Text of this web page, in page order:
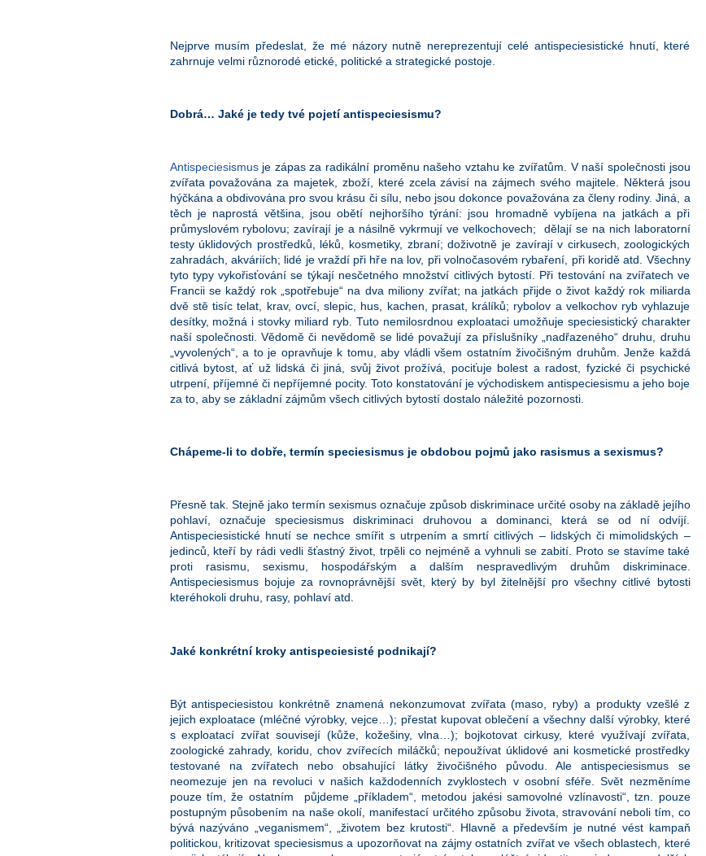
Nejprve musím předeslat, že mé názory nutně nereprezentují celé antispeciesistické hnutí, které
zahrnuje velmi různorodé etické, politické a strategické postoje.
Dobrá… Jaké je tedy tvé pojetí antispeciesismu?
Antispeciesismus je zápas za radikální proměnu našeho vztahu ke zvířatům. V naší společnosti jsou
zvířata považována za majetek, zboží, které zcela závisí na zájmech svého majitele. Některá jsou
hýčkána a obdivována pro svou krásu či sílu, nebo jsou dokonce považována za členy rodiny. Jiná, a
těch je naprostá většina, jsou obětí nejhoršího týrání: jsou hromadně vybíjena na jatkách a při
průmyslovém rybolovu; zavírají je a násilně vykrmují ve velkochovech; dělají se na nich laboratorní
testy úklidových prostředků, léků, kosmetiky, zbraní; doživotně je zavírají v cirkusech, zoologických
zahradách, akváriích; lidé je vraždí při hře na lov, při volnočasovém rybaření, při koridě atd. Všechny
tyto typy vykořisťování se týkají nesčetného množství citlivých bytostí. Při testování na zvířatech ve
Francii se každý rok „spotřebuje“ na dva miliony zvířat; na jatkách přijde o život každý rok miliarda
dvě stě tisíc telat, krav, ovcí, slepic, hus, kachen, prasat, králíků; rybolov a velkochov ryb vyhlazuje
desítky, možná i stovky miliard ryb. Tuto nemilosrdnou exploataci umožňuje speciesistický charakter
naší společnosti. Vědomě či nevědomě se lidé považují za příslušníky „nadřazeného“ druhu, druhu
„vyvolených“, a to je opravňuje k tomu, aby vládli všem ostatním živočišným druhům. Jenže každá
citlivá bytost, ať už lidská či jiná, svůj život prožívá, pociťuje bolest a radost, fyzické či psychické
utrpení, příjemné či nepříjemné pocity. Toto konstatování je východiskem antispeciesismu a jeho boje
za to, aby se základní zájmům všech citlivých bytostí dostalo náležité pozornosti.
Chápeme-li to dobře, termín speciesismus je obdobou pojmů jako rasismus a sexismus?
Přesně tak. Stejně jako termín sexismus označuje způsob diskriminace určité osoby na základě jejího
pohlaví, označuje speciesismus diskriminaci druhovou a dominanci, která se od ní odvíjí.
Antispeciesistické hnutí se nechce smířit s utrpením a smrtí citlivých – lidských či mimolidských –
jedinců, kteří by rádi vedli šťastný život, trpěli co nejméně a vyhnuli se zabití. Proto se stavíme také
proti rasismu, sexismu, hospodářským a dalším nespravedlivým druhům diskriminace.
Antispeciesismus bojuje za rovnoprávnější svět, který by byl žitelnější pro všechny citlivé bytosti
kteréhokoli druhu, rasy, pohlaví atd.
Jaké konkrétní kroky antispeciesisté podnikají?
Být antispeciesistou konkrétně znamená nekonzumovat zvířata (maso, ryby) a produkty vzešlé z
jejich exploatace (mléčné výrobky, vejce…); přestat kupovat oblečení a všechny další výrobky, které
s exploatací zvířat souvisejí (kůže, kožešiny, vlna…); bojkotovat cirkusy, které využívají zvířata,
zoologické zahrady, koridu, chov zvířecích miláčků; nepoužívat úklidové ani kosmetické prostředky
testované na zvířatech nebo obsahující látky živočišného původu. Ale antispeciesismus se
neomezuje jen na revoluci v našich každodenních zvyklostech v osobní sféře. Svět nezměníme
pouze tím, že ostatním půjdeme „příkladem“, metodou jakési samovolné vzlínavosti“, tzn. pouze
postupným působením na naše okolí, manifestací určitého způsobu života, stravování neboli tím, co
bývá nazýváno „veganismem“, „životem bez krutosti“. Hlavně a především je nutné vést kampaň
politickou, kritizovat speciesismus a upozorňovat na zájmy ostatních zvířat ve všech oblastech, které